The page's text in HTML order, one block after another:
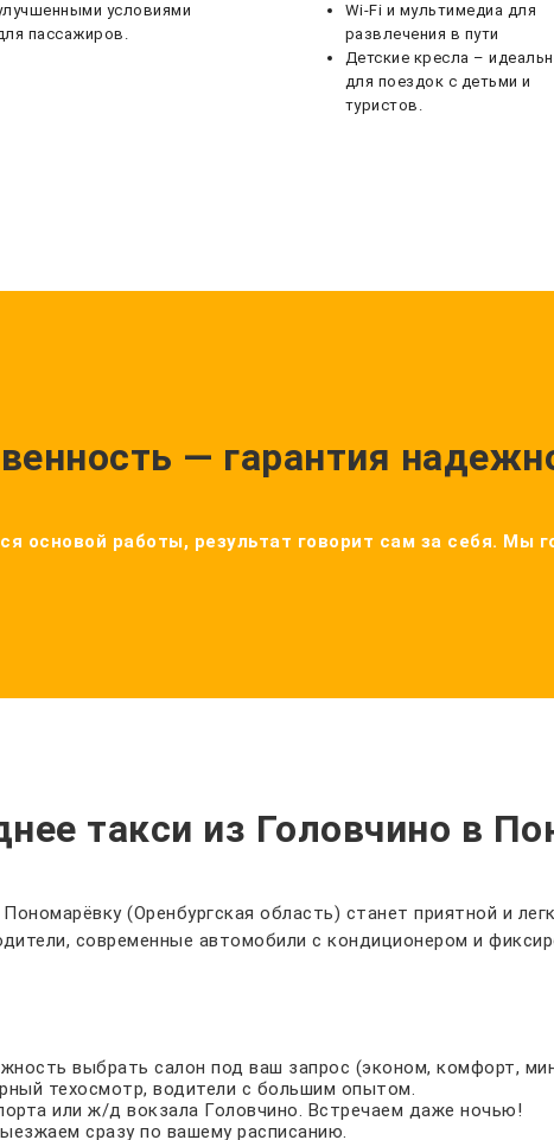
условиями
пассажиров.
Wi-Fi и мультимедиа для
развлечения в пути
Детские кресла –
для поездок с детьми и
туристов.
— гарантия
основой работы, результат говорит сам за себя.
такси из Головчино в
(Оренбургская область) станет приятной и
современные автомобили с кондиционером и
выбрать салон под ваш запрос (эконом, комфорт,
техосмотр, водители с большим опытом.
или ж/д вокзала Головчино. Встречаем даже ночью!
сразу по вашему расписанию.